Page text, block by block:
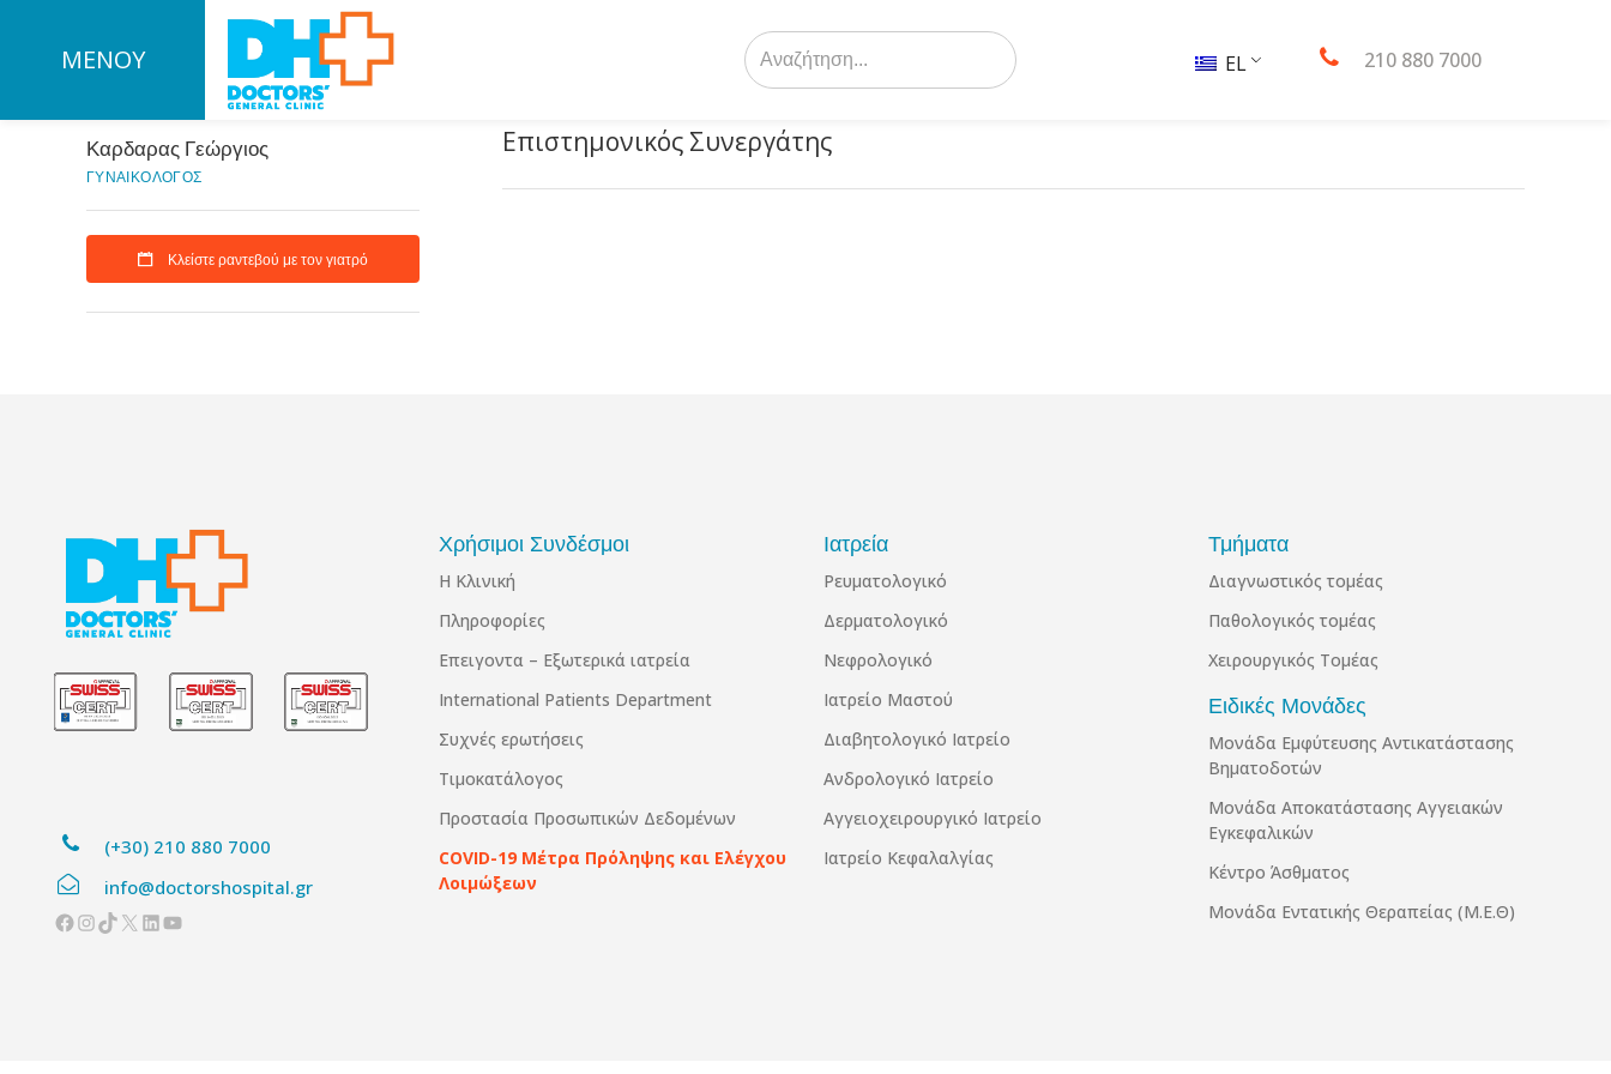
ΜΕΝΟΥ
Search
for: EL 210 880 7000
Καρδαρας Γεώργιος
ΓΥΝΑΙΚΟΛΟΓΟΣ
Κλείστε ραντεβού με τον γιατρό
Επιστημονικός Συνεργάτης
(+30) 210 880 7000
info@doctorshospital.gr
Facebook
Instagram
TikTok
X Linkedin
YouTube
Χρήσιμοι Συνδέσμοι
Η Κλινική
Πληροφορίες
Επειγοντα – Εξωτερικά ιατρεία
International Patients Department
Συχνές ερωτήσεις
Τιμοκατάλογος
Προστασία Προσωπικών Δεδομένων
COVID-19 Μέτρα Πρόληψης και Ελέγχου
Λοιμώξεων
Ιατρεία
Ρευματολογικό
Δερματολογικό
Νεφρολογικό
Ιατρείο Μαστού
Διαβητολογικό Ιατρείο
Ανδρολογικό Ιατρείο
Αγγειοχειρουργικό Ιατρείο
Ιατρείο Κεφαλαλγίας
Τμήματα
Διαγνωστικός τομέας
Παθολογικός τομέας
Χειρουργικός Τομέας
Ειδικές Μονάδες
Μονάδα Εμφύτευσης Αντικατάστασης
Βηματοδοτών
Μονάδα Αποκατάστασης Αγγειακών
Εγκεφαλικών
Κέντρο Άσθματος
Μονάδα Εντατικής Θεραπείας (Μ.Ε.Θ)